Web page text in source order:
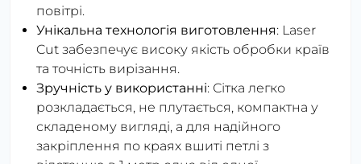
повітрі.
Унікальна технологія виготовлення: Laser
Cut забезпечує високу якість обробки країв
та точність вирізання.
Зручність у використанні: Сітка легко
розкладається, не плутається, компактна у
складеному вигляді, а для надійного
закріплення по краях вшиті петлі з